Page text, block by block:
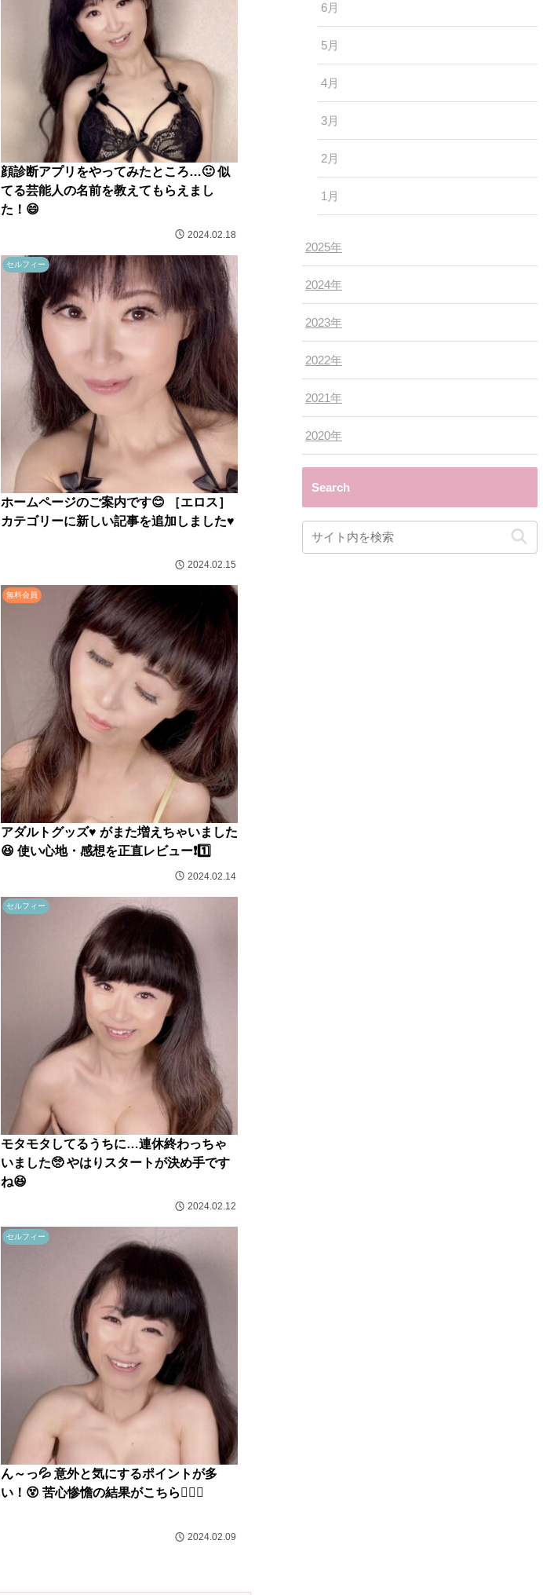
顔診断アプリをやってみたところ…🙂 似
てる芸能人の名前を教えてもらえまし
た！😄
2024.02.18
セルフィー
ホームページのご案内です😊 ［エロス］
カテゴリーに新しい記事を追加しました♥️
2024.02.15
無料会員
アダルトグッズ♥️ がまた増えちゃいました
😆 使い心地・感想を正直レビュー❗️1️⃣
2024.02.14
セルフィー
モタモタしてるうちに…連休終わっちゃ
いました🥺 やはりスタートが決め手です
ね😆
2024.02.12
セルフィー
ん～っ💦 意外と気にするポイントが多
い！😵 苦心惨憺の結果がこちら💁🏻‍♀️
2024.02.09
6月
5月
4月
3月
2月
1月
2025年
2024年
2023年
2022年
2021年
2020年
Search